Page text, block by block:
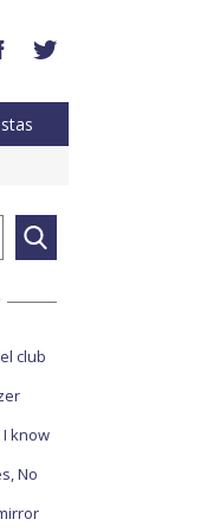
club
know
No